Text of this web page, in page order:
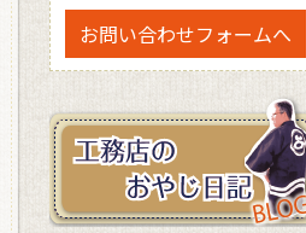
お問い合わせフォームへ